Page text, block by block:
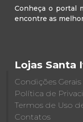
Conheça o portal
encontre as
Lojas Santa
Condições
Política de
Termos de Uso
Contatos